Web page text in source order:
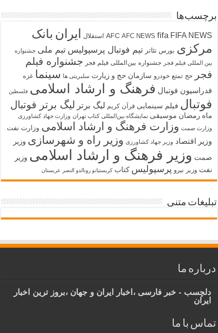
برچسب‌ها
AFC AFC NEWS fifa FIFA NEWS استقلال ایران بانک
مرکزی بورس تئاتر تیم فوتبال پرسپولیس تیم ملی جشنواره
بین المللی فیلم فجر جشنواره بین‌المللی فیلم فجر جشنواره فیلم
فجر
حج تمتع خودرو سازمان حج و زیارت سلبریتی ها سینما غزه
فدراسیون فوتبال فرهنگ و ارشاد اسلامی فلسطین
فوتبال فیلم سینمایی قرآن کریم لیگ برتر لیگ برتر فوتبال
ماه رمضان موسیقی نمایشگاه بین‌المللی کتاب تهران وزارت جهاد کشاورزی
وزارت صمت وزارت فرهنگ و ارشاد اسلامی وزارت نفت
وزیر اقتصاد وزیر جهاد کشاورزی وزیر راه و شهرسازی وزیر
صمت وزیر فرهنگ و ارشاد اسلامی وزیر
نفت وزیر نیرو پرسپولیس کتاب کریستیانو رونالدو النصر عربستان
تبلیغات متنی
درباره ما
دلچسب - خبر فارسی ،اخبار ایران و جهان ،بروز ترین اخبار
ایران
تماس با ما